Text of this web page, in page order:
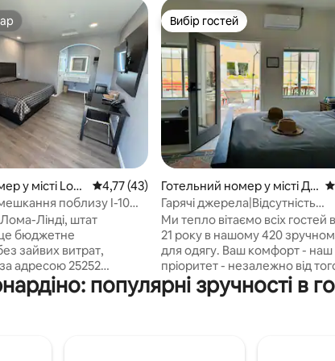
22
у місті Lom
Середня оцінка: 4,77 з 5, відгуки: 43
4,77 (43)
поблизу I-10
Лінді, штат
бюджетне
зайвих витрат,
адресою 25252
недалеко від
Від нього можна
Вибір гостей
Вибір гостей
Готельний номер у місті Де
зерт-Гот-Спрінґс
Гарячі джерела|Відсутність
обов’язкового
куріння марихуани|21+
Ми тепло вітаємо всіх гостей
21 року в нашому 420
для одягу. Ваш комфорт - наш
пріоритет - незалежно від
бажаєте ви залишатися в
насолоджуватися більш
Зверніть увагу, що ми не є
популярні зручності в